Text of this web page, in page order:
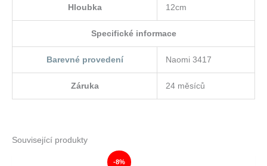
Hloubka 12cm
Specifické informace
Barevné provedení Naomi 3417
Záruka 24 měsíců
Související produkty
-8%